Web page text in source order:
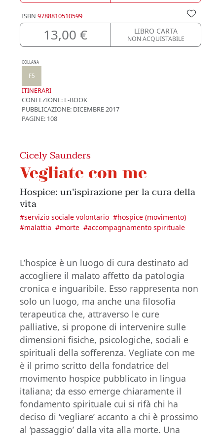
ISBN 9788810510599
13,00 € LIBRO CARTA
NON ACQUISTABILE
COLLANA
F5
ITINERARI
CONFEZIONE: E-BOOK
PUBBLICAZIONE: DICEMBRE 2017
PAGINE: 108
Cicely Saunders
Vegliate con me
Hospice: un'ispirazione per la cura della
vita
#servizio sociale volontario #hospice (movimento)
#malattia #morte #accompagnamento spirituale
L’hospice è un luogo di cura destinato ad
accogliere il malato affetto da patologia
cronica e inguaribile. Esso rappresenta non
solo un luogo, ma anche una filosofia
terapeutica che, attraverso le cure
palliative, si propone di intervenire sulle
dimensioni fisiche, psicologiche, sociali e
spirituali della sofferenza. Vegliate con me
è il primo scritto della fondatrice del
movimento hospice pubblicato in lingua
italiana; da esso emerge chiaramente il
fondamento spirituale cui si rifà chi ha
deciso di ‘vegliare’ accanto a chi è prossimo
al ‘passaggio’ dalla vita alla morte. Una